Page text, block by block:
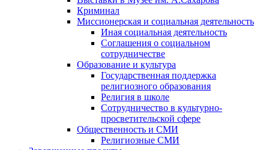
Криминал
Миссионерская и социальная деятельность
Иная социальная деятельность
Соглашения о социальном
сотрудничестве
Образование и культура
Государственная поддержка
религиозного образования
Религия в школе
Сотрудничество в культурно-
просветительской сфере
Общественность и СМИ
Религиозные СМИ